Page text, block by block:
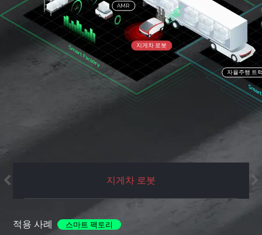
지게차 로봇
자율주행 트
AMR
지게차 로봇
적용 사례 스마트 팩토리